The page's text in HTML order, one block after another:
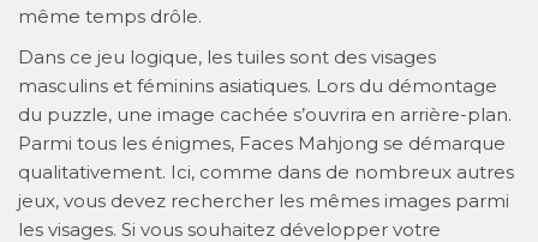
même temps drôle.
Dans ce jeu logique, les tuiles sont des visages
masculins et féminins asiatiques. Lors du démontage
du puzzle, une image cachée s’ouvrira en arrière-plan.
Parmi tous les énigmes, Faces Mahjong se démarque
qualitativement. Ici, comme dans de nombreux autres
jeux, vous devez rechercher les mêmes images parmi
les visages. Si vous souhaitez développer votre